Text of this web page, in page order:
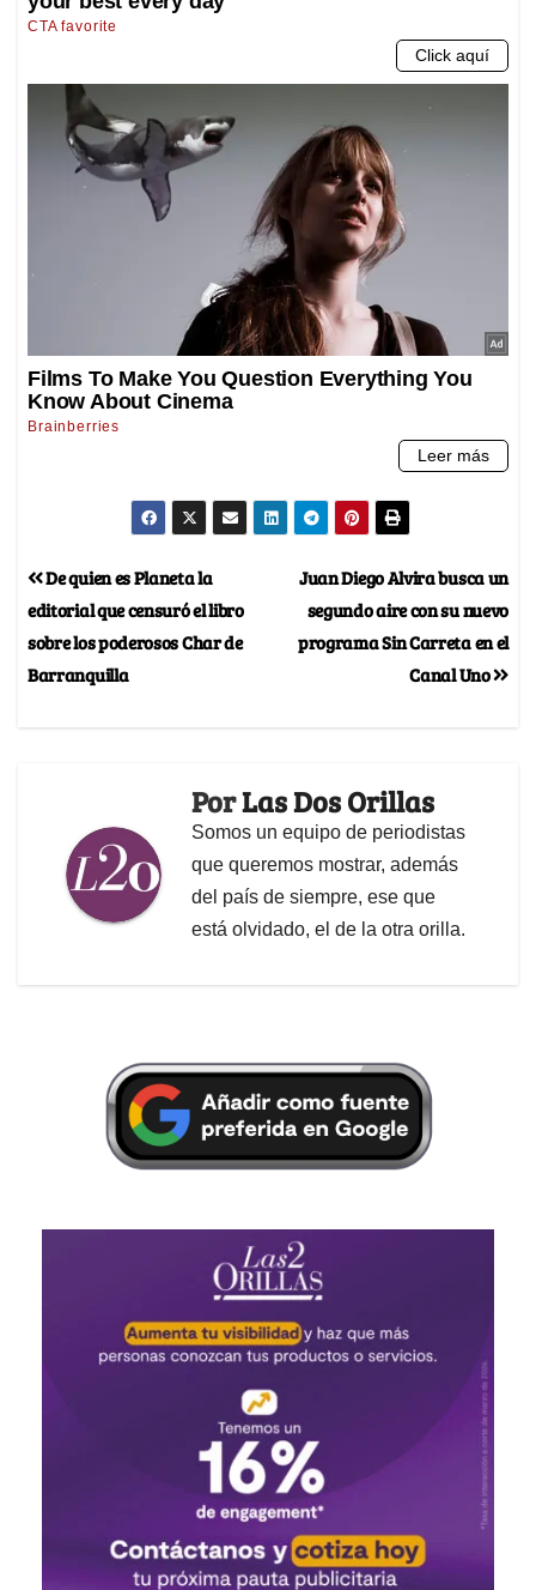
Juan Diego Alvira busca un
segundo aire con su nuevo
programa Sin Carreta en el
Canal Uno
De quien es Planeta la
editorial que censuró el libro
sobre los poderosos Char de
Barranquilla
PorLas Dos Orillas
Somos un equipo de periodistas
que queremos mostrar, además
del país de siempre, ese que
está olvidado, el de la otra orilla.